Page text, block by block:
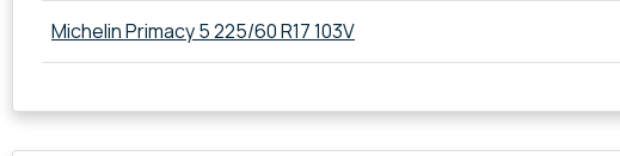
Michelin Primacy 5 225/60 R17 103V